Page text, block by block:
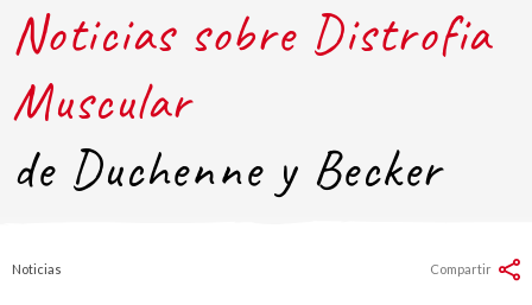
Noticias sobre Distrofia
Muscular
de Duchenne y Becker
Noticias Compartir